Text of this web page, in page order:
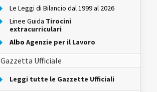
Le Leggi di Bilancio dal 1999 al 2026
Linee Guida Tirocini
extracurriculari
Albo Agenzie per il Lavoro
Gazzetta Ufficiale
Leggi tutte le Gazzette Ufficiali